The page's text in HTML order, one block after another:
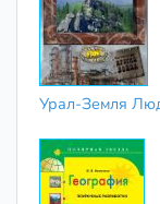
Урал-Земля